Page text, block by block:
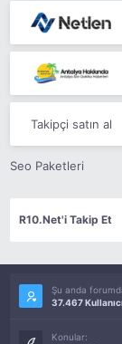
Takipçi satın al
Seo Paketleri
R10.Net'i Takip Et
Şu anda
37.467
Konular: